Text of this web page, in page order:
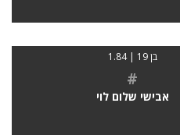
בן 19 | 1.84
#
אבישי שלום לוי